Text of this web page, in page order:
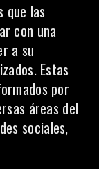
que las
con una
a su
Estas
por
áreas del
sociales,